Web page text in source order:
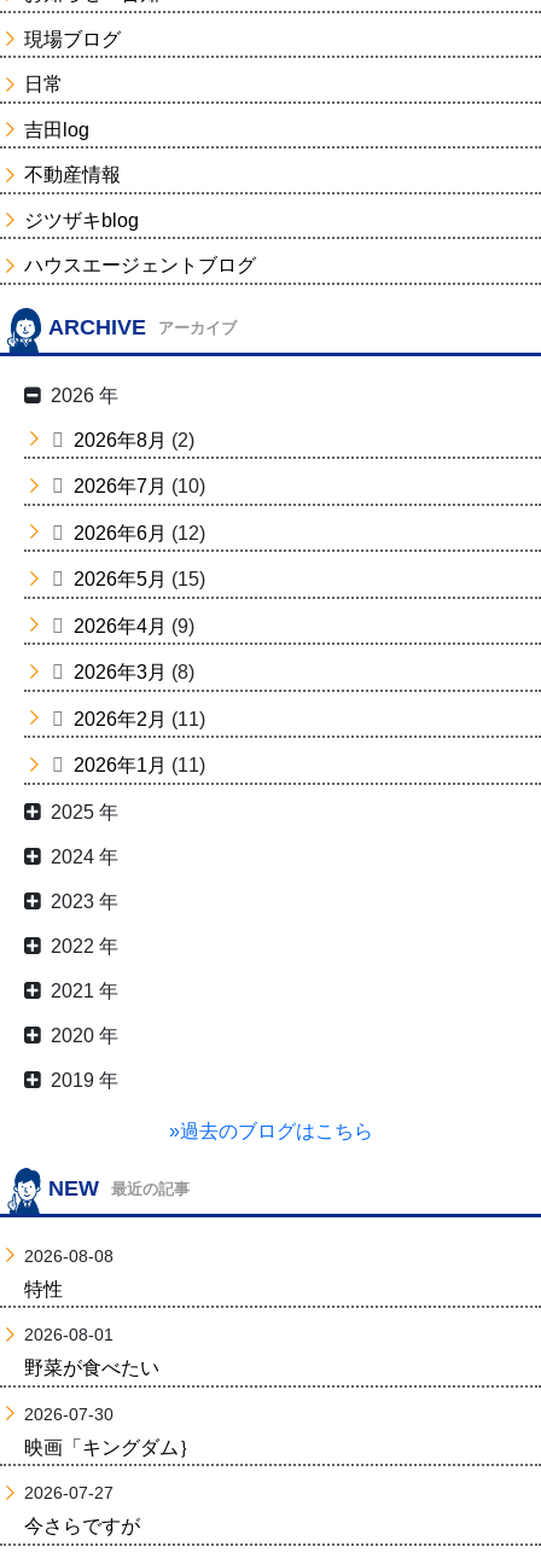
現場ブログ
日常
吉田log
不動産情報
ジツザキblog
ハウスエージェントブログ
ARCHIVE アーカイブ
2026 年
2026年8月 (2)
2026年7月 (10)
2026年6月 (12)
2026年5月 (15)
2026年4月 (9)
2026年3月 (8)
2026年2月 (11)
2026年1月 (11)
2025 年
2024 年
2023 年
2022 年
2021 年
2020 年
2019 年
»過去のブログはこちら
NEW 最近の記事
2026-08-08
特性
2026-08-01
野菜が食べたい
2026-07-30
映画「キングダム｝
2026-07-27
今さらですが